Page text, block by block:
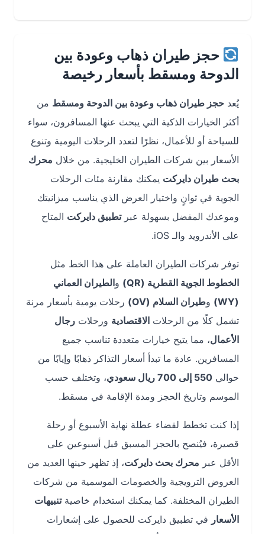
حجز طيران ذهاب وعودة بين
الدوحة ومسقط بأسعار رخيصة
حجز طيران ذهاب وعودة بين الدوحة ومسقطمن
أكثر الخيارات الذكية التي يبحث عنها المسافرون، سواء
للسياحة أو للأعمال، نظرًا لتعدد الرحلات اليومية وتنوع
الأسعار بين شركات الطيران الخليجية. من خلال محرك
بحث طيران دايركتيمكنك مقارنة مئات الرحلات
الجوية في ثوانٍ واختيار العرض الذي يناسب ميزانيتك
وموعدك المفضل بسهولة عبرتطبيق دايركتالمتاح
على الأندرويد والـ iOS.
توفر شركات الطيران العاملة على هذا الخط مثل
الخطوط الجوية القطرية (QR)
والطيران العماني
وطيران السلام (OV)
رحلات يومية بأسعار مرنة
تشمل كلًا من الرحلات الاقتصاديةورحلات رجال
الأعمال، مما يتيح خيارات متعددة تناسب جميع
المسافرين. عادة ما تبدأ أسعار التذاكر ذهابًا وإيابًا من
حوالي550 إلى 700 ريال سعودي
، وتختلف حسب
الموسم وتاريخ الحجز ومدة الإقامة في مسقط.
إذا كنت تخطط لقضاء عطلة نهاية الأسبوع أو رحلة
قصيرة، فيُنصح بالحجز المسبق قبل أسبوعين على
الأقل عبر محرك بحث دايركت، إذ تظهر حينها العديد من
العروض الترويجية والخصومات الموسمية من شركات
الطيران المختلفة. كما يمكنك استخدام خاصيةتنبيهات
الأسعارفي تطبيق دايركت للحصول على إشعارات